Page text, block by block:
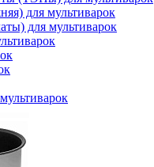
для мультиварок
для мультиварок